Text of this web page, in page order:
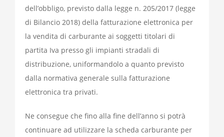
dell’obbligo, previsto dalla legge n. 205/2017 (legge
di Bilancio 2018) della fatturazione elettronica per
la vendita di carburante ai soggetti titolari di
partita Iva presso gli impianti stradali di
distribuzione, uniformandolo a quanto previsto
dalla normativa generale sulla fatturazione
elettronica tra privati.
Ne consegue che fino alla fine dell’anno si potrà
continuare ad utilizzare la scheda carburante per